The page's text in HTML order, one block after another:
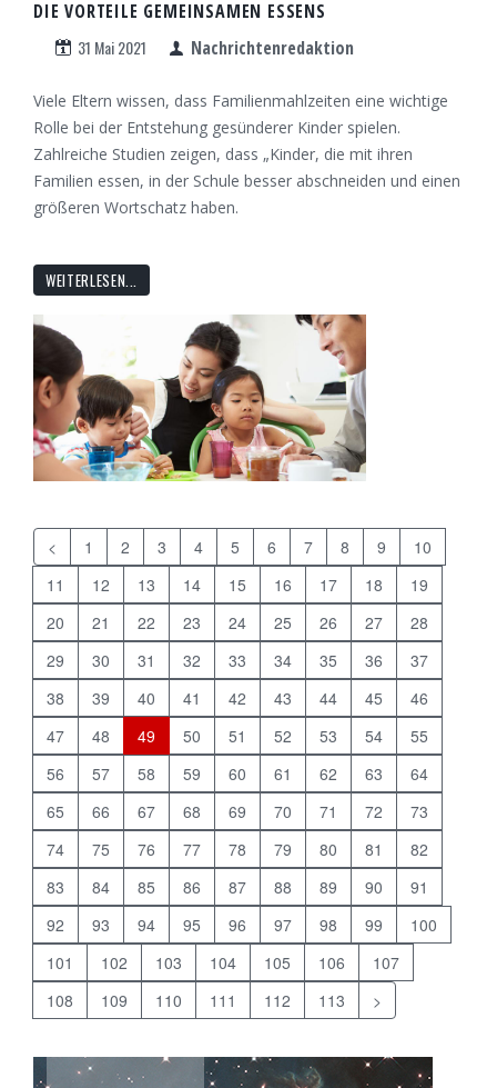
DIE VORTEILE GEMEINSAMEN ESSENS
31 Mai 2021 Nachrichtenredaktion
Viele Eltern wissen, dass Familienmahlzeiten eine wichtige
Rolle bei der Entstehung gesünderer Kinder spielen.
Zahlreiche Studien zeigen, dass „Kinder, die mit ihren
Familien essen, in der Schule besser abschneiden und einen
größeren Wortschatz haben.
WEITERLESEN...
< 1 2 3 4 5 6 7 8 9
10
11
12 13 14 15 16 17 18
19
20
21 22 23 24 25 26 27
28
29
30 31 32 33 34 35 36
37
38
39 40 41 42 43 44 45
46
47
48 49 50 51 52 53 54
55
56
57 58 59 60 61 62 63
64
65
66 67 68 69 70 71 72
73
74
75 76 77 78 79 80 81
82
83
84 85 86 87 88 89 90
91
92
93 94 95 96 97 98 99
100
101
102 103 104 105 106
107
108
109 110 111 112 113 >